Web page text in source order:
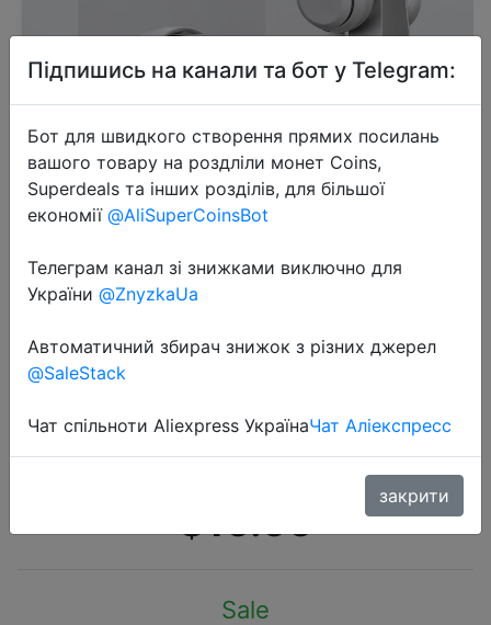
2020-03-12
гарнитура наушники подставка
держатель модный простой
для наушников
$16.66
Sale
Підпишись на канали та бот у Telegram:
Бот для швидкого створення прямих посилань
вашого товару на роздліли монет Coins,
Superdeals та інших розділів, для більшої
економії @AliSuperCoinsBot
Телеграм канал зі знижками виключно для
України @ZnyzkaUa
Автоматичний збирач знижок з різних джерел
@SaleStack
Чат спільноти Aliexpress УкраїнаЧат Аліекспресс
закрити